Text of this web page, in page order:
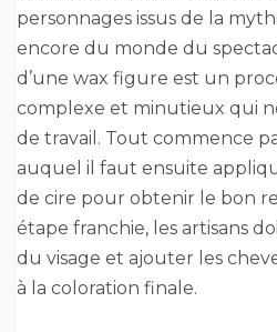
personnages issus de la
encore du monde du
d’une wax figure est un
complexe et minutieux qui
de travail. Tout commence
auquel il faut ensuite
de cire pour obtenir le bon
étape franchie, les artisans
du visage et ajouter les
à la coloration finale.